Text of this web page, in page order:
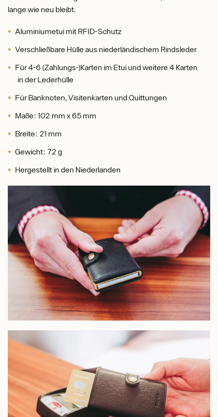
lange wie neu bleibt.
Aluminiumetui mit RFID-Schutz
Verschließbare Hülle aus niederländischem Rindsleder
Für 4-6 (Zahlungs-)Karten im Etui und weitere 4 Karten
in der Lederhülle
Für Banknoten, Visitenkarten und Quittungen
Maße: 102 mm x 65 mm
Breite: 21 mm
Gewicht: 72 g
Hergestellt in den Niederlanden